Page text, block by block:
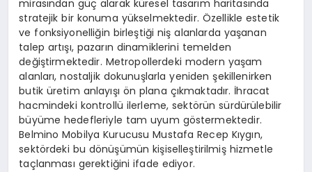
mirasından güç alarak küresel tasarım haritasında
stratejik bir konuma yükselmektedir. Özellikle estetik
ve fonksiyonelliğin birleştiği niş alanlarda yaşanan
talep artışı, pazarın dinamiklerini temelden
değiştirmektedir. Metropollerdeki modern yaşam
alanları, nostaljik dokunuşlarla yeniden şekillenirken
butik üretim anlayışı ön plana çıkmaktadır. İhracat
hacmindeki kontrollü ilerleme, sektörün sürdürülebilir
büyüme hedefleriyle tam uyum göstermektedir.
Belmino Mobilya Kurucusu Mustafa Recep Kıygın,
sektördeki bu dönüşümün kişiselleştirilmiş hizmetle
taçlanması gerektiğini ifade ediyor.